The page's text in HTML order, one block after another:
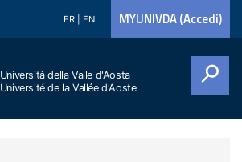
FR EN MYUNIVDA (Accedi)
Università della Valle d'Aosta
Université de la Vallée d'Aoste